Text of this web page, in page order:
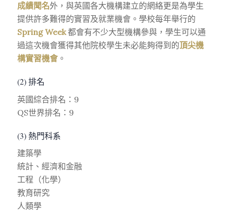
成績聞名外，與英國各大機構建立的網絡更是為學生
提供許多難得的實習及就業機會。學校每年舉行的
Spring Week都會有不少大型機構參與，學生可以通
過這次機會獲得其他院校學生未必能夠得到的頂尖機
構實習機會。
(2) 排名
英國綜合排名：9
QS世界排名：9
(3) 熱門科系
建築學
統計、經濟和金融
工程（化學）
教育研究
人類學